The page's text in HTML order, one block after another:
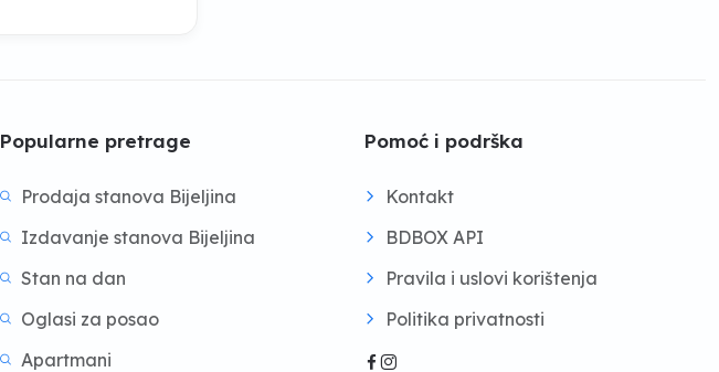
Popularne pretrage
Prodaja stanova Bijeljina
Izdavanje stanova Bijeljina
Stan na dan
Oglasi za posao
Apartmani
Pomoć i podrška
Kontakt
BDBOX API
Pravila i uslovi korištenja
Politika privatnosti